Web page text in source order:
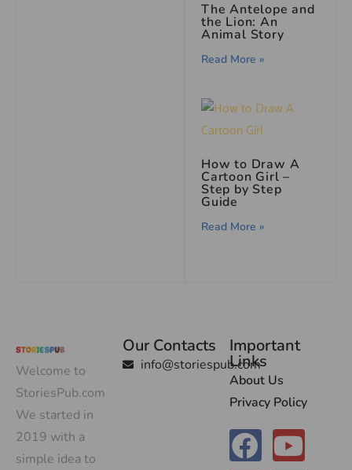
The Antelope and
the Lion: An
Animal Story
Read More »
How to Draw A
Cartoon Girl –
Step by Step
Guide
Read More »
Welcome to
StoriesPub.com
We started in
2019 with a
simple idea to
Our Contacts
info@storiespub.com
Important
Links
About Us
Privacy Policy